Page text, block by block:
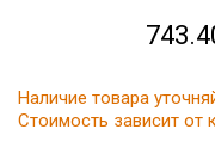
Наличие товара
Стоимость зависит от